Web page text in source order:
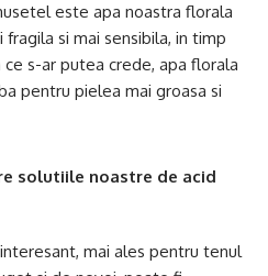
este apa noastra florala
si mai sensibila, in timp
s-ar putea crede, apa florala
pentru pielea mai groasa si
solutiile noastre de acid
mai ales pentru tenul